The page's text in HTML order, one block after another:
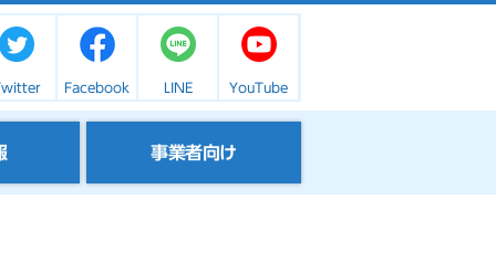
Facebook LINE YouTube
事業者向け